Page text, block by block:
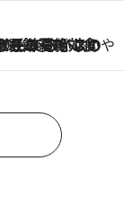
りスイーツで夏を満喫
お餅×アイスの新感覚スイーツ